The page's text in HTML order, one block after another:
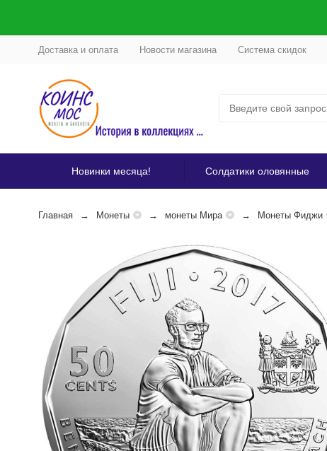
Доставка и оплата Новости магазина Система скидок
Новинки месяца! Солдатики оловянные
Главная Монеты монеты Мира Монеты Фиджи